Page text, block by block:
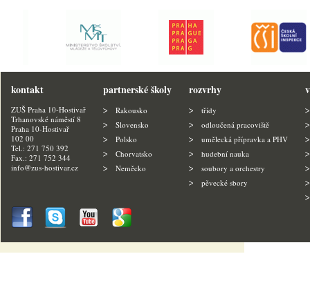
kontakt
ZUŠ Praha 10-Hostivař
Trhanovské náměstí 8
Praha 10-Hostivař
102 00
Tel.: 271 750 392
Fax.: 271 752 344
info@zus-hostivar.cz
partnerské školy
Rakousko
Slovensko
Polsko
Chorvatsko
Neměcko
rozvrhy
třídy
odloučená pracoviště
umělecká přípravka a PHV
hudební nauka
soubory a orchestry
pěvecké sbory